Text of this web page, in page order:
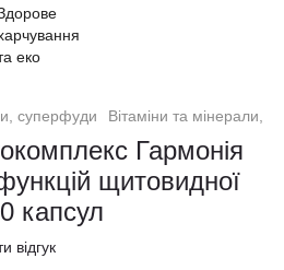
суперфуди Вітаміни та мінерали,
Гармонія
щитовидної
капсул
відгук